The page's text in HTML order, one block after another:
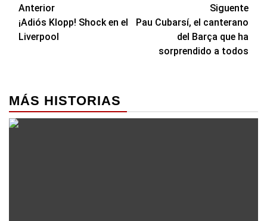
Navegación
de
Anterior
¡Adiós Klopp! Shock en el
Liverpool
Siguente
Pau Cubarsí, el canterano
del Barça que ha
sorprendido a todos
MÁS HISTORIAS